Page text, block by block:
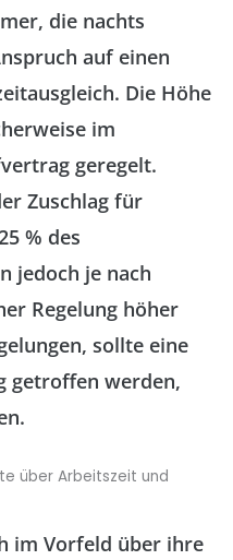
die nachts
auf einen
Die Höhe
im
geregelt.
Zuschlag für
% des
jedoch je nach
Regelung höher
sollte eine
getroffen werden,
über Arbeitszeit und
im Vorfeld über ihre